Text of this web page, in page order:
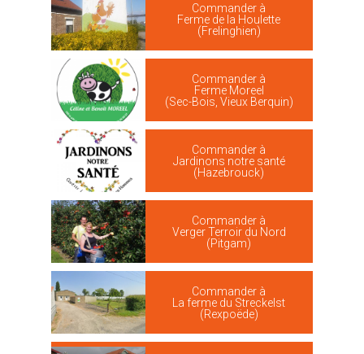
Commander à
Ferme de la Houlette
(Frelinghien)
Commander à
Ferme Moreel
(Sec-Bois, Vieux Berquin)
Commander à
Jardinons notre santé
(Hazebrouck)
Commander à
Verger Terroir du Nord
(Pitgam)
Commander à
La ferme du Streckelst
(Rexpoëde)